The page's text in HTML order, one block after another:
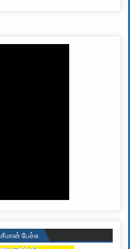
சீமான் பேச்சு